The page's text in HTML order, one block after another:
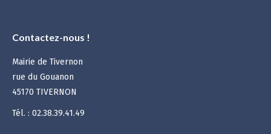
Contactez-nous !
Mairie de Tivernon
rue du Gouanon
45170 TIVERNON
Tél. : 02.38.39.41.49